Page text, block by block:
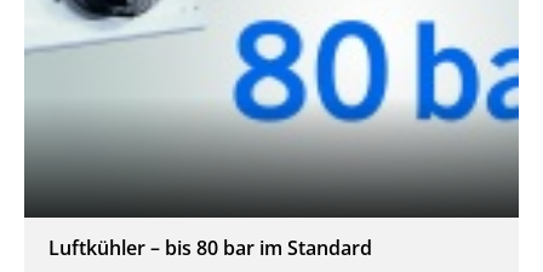
Luftkühler – bis 80 bar im Standard